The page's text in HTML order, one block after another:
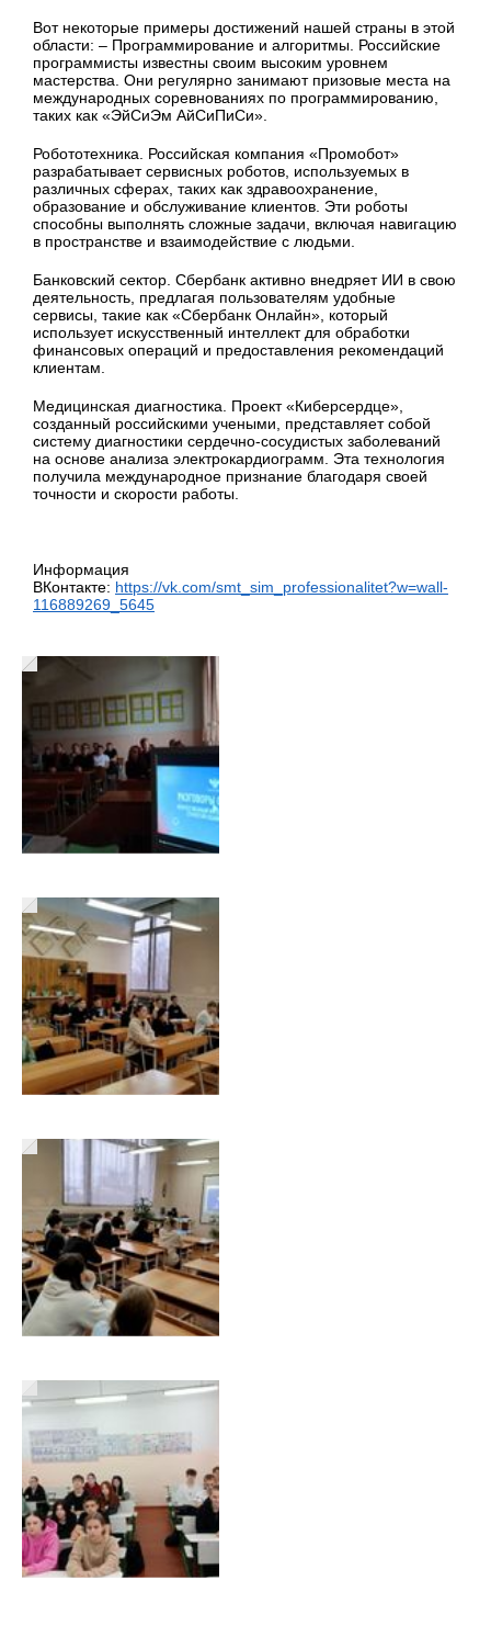
Вот некоторые примеры достижений нашей страны в этой
области: – Программирование и алгоритмы. Российские
программисты известны своим высоким уровнем
мастерства. Они регулярно занимают призовые места на
международных соревнованиях по программированию,
таких как «ЭйСиЭм АйСиПиСи».
Робототехника. Российская компания «Промобот»
разрабатывает сервисных роботов, используемых в
различных сферах, таких как здравоохранение,
образование и обслуживание клиентов. Эти роботы
способны выполнять сложные задачи, включая навигацию
в пространстве и взаимодействие с людьми.
Банковский сектор. Сбербанк активно внедряет ИИ в свою
деятельность, предлагая пользователям удобные
сервисы, такие как «Сбербанк Онлайн», который
использует искусственный интеллект для обработки
финансовых операций и предоставления рекомендаций
клиентам.
Медицинская диагностика. Проект «Киберсердце»,
созданный российскими учеными, представляет собой
систему диагностики сердечно-сосудистых заболеваний
на основе анализа электрокардиограмм. Эта технология
получила международное признание благодаря своей
точности и скорости работы.
Информация
ВКонтакте: https://vk.com/smt_sim_professionalitet?w=wall-
116889269_5645